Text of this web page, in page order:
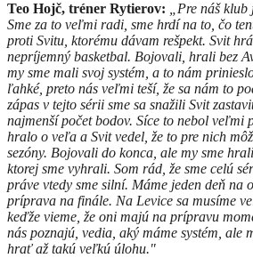
Teo Hojč, tréner Rytierov:
„Pre náš
Sme za to veľmi radi, sme hrdí na to, čo
proti Svitu, ktorému dávam rešpekt. Svit
nepríjemný basketbal. Bojovali, hrali bez
my sme mali svoj systém, a to nám
ľahké, preto nás veľmi teší, že sa nám to
zápas v tejto sérii sme sa snažili Svit
najmenší počet bodov. Síce to nebol veľmi
hralo o veľa a Svit vedel, že to pre nich
sezóny. Bojovali do konca, ale my sme
ktorej sme vyhrali. Som rád, že sme celú
práve vtedy sme silní. Máme jeden deň na
príprava na finále. Na Levice sa musíme
keďže vieme, že oni majú na prípravu
nás poznajú, vedia, aký máme systém, ale
hrať až takú veľkú úlohu."